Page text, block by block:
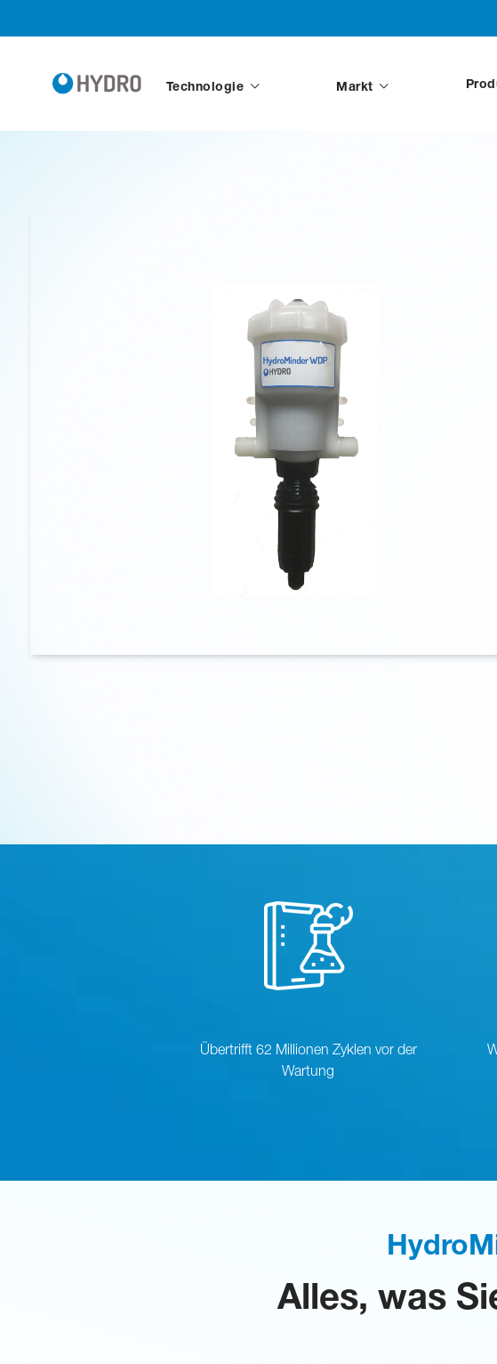
Technologie Markt
Übertrifft 62 Millionen Zyklen vor der
Wartung
Alles, was